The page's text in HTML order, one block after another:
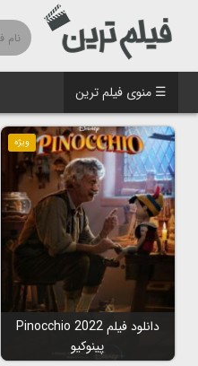
☰ منوی فیلم ترین
ویژه
دانلود فیلم Pinocchio 2022
پینوکیو